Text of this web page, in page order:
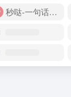
秒哒-一句话做应用